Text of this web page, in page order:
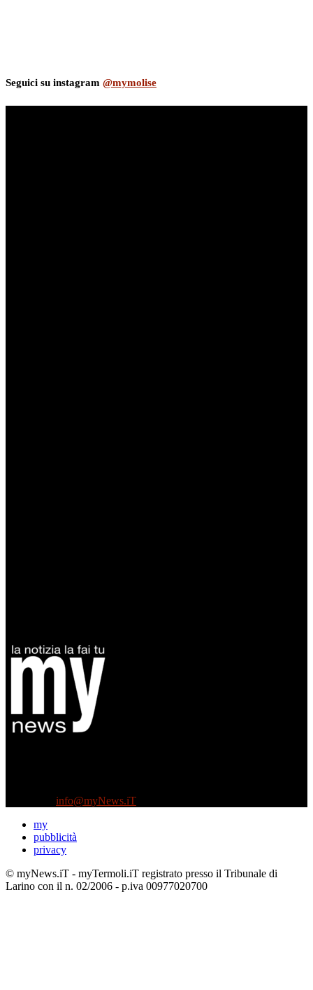
Seguici su instagram @mymolise
info@myNews.iT
my
pubblicità
privacy
© myNews.iT - myTermoli.iT registrato presso il Tribunale di
Larino con il n. 02/2006 - p.iva 00977020700